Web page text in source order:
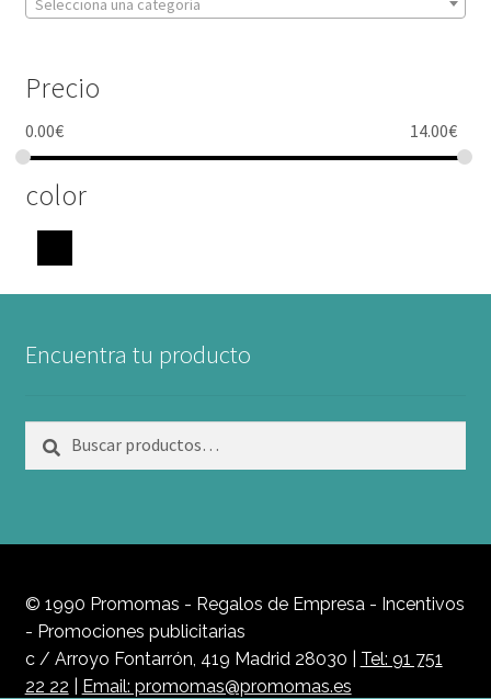
Precio
0.00€ 14.00€
color
Encuentra tu producto
por:
© 1990 Promomas - Regalos de Empresa - Incentivos
- Promociones publicitarias
c / Arroyo Fontarrón, 419 Madrid 28030 | Tel: 91 751
22 22
Email: promomas@promomas.es